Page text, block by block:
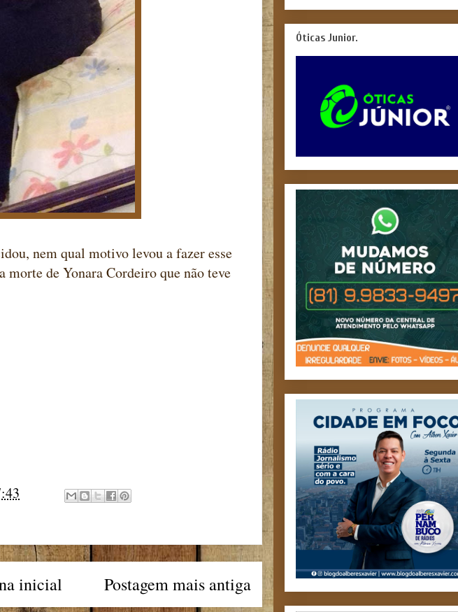
nem qual motivo levou a fazer esse
de Yonara Cordeiro que não teve
Postagem mais antiga
inicial
Óticas Junior.